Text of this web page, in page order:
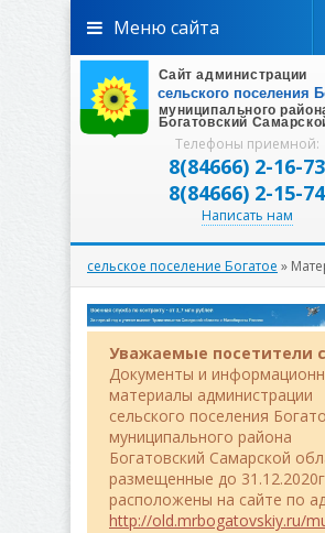
Телефоны приемной:
8(84666) 2-16-73
8(84666) 2-15-74
Написать нам
Меню сайта
сельское поселение Богатое »
Уважаемые посетители
Документы и
материалы администрации
сельского поселения
муниципального района
Богатовский Самарской
размещенные до
расположены на сайте по
http://old.mrbogatovskiy.ru/